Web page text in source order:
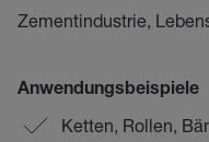
Zementindustrie,
Anwendungsbeispiele
Ketten, Rollen,